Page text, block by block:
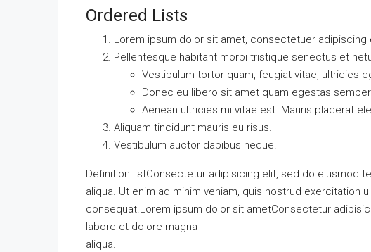
Ordered Lists
Lorem ipsum dolor sit amet, consectetuer adipiscing
Pellentesque habitant morbi tristique senectus et
Vestibulum tortor quam, feugiat vitae, ultricies
Donec eu libero sit amet quam egestas
Aenean ultricies mi vitae est. Mauris placerat
Aliquam tincidunt mauris eu risus.
Vestibulum auctor dapibus neque.
Definition listConsectetur adipisicing elit, sed do eiusmod
aliqua. Ut enim ad minim veniam, quis nostrud exercitation
consequat.Lorem ipsum dolor sit ametConsectetur
labore et dolore magna
aliqua.